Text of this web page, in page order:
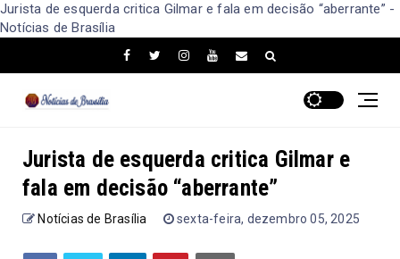
Jurista de esquerda critica Gilmar e fala em decisão “aberrante” -
Notícias de Brasília
Jurista de esquerda critica Gilmar e
fala em decisão “aberrante”
Notícias de Brasília sexta-feira, dezembro 05, 2025